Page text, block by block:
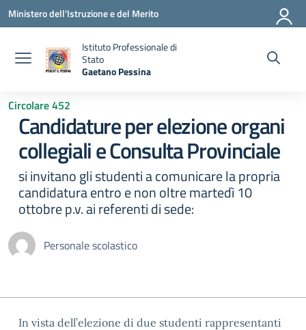
Vai ai contenuti
Vai al menu di navigazione
Vai al footer
Ministero dell'Istruzione e del Merito
Istituto Professionale di
Stato
Gaetano Pessina
Circolare 452
Candidature per elezione organi
collegiali e Consulta Provinciale
si invitano gli studenti a comunicare la propria
candidatura entro e non oltre martedì 10
ottobre p.v. ai referenti di sede:
Personale scolastico
In vista dell’elezione di due studenti rappresentanti